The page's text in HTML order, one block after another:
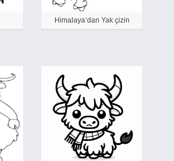
Himalaya’dan Yak çizin